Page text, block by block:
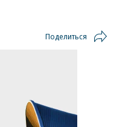
Поделиться